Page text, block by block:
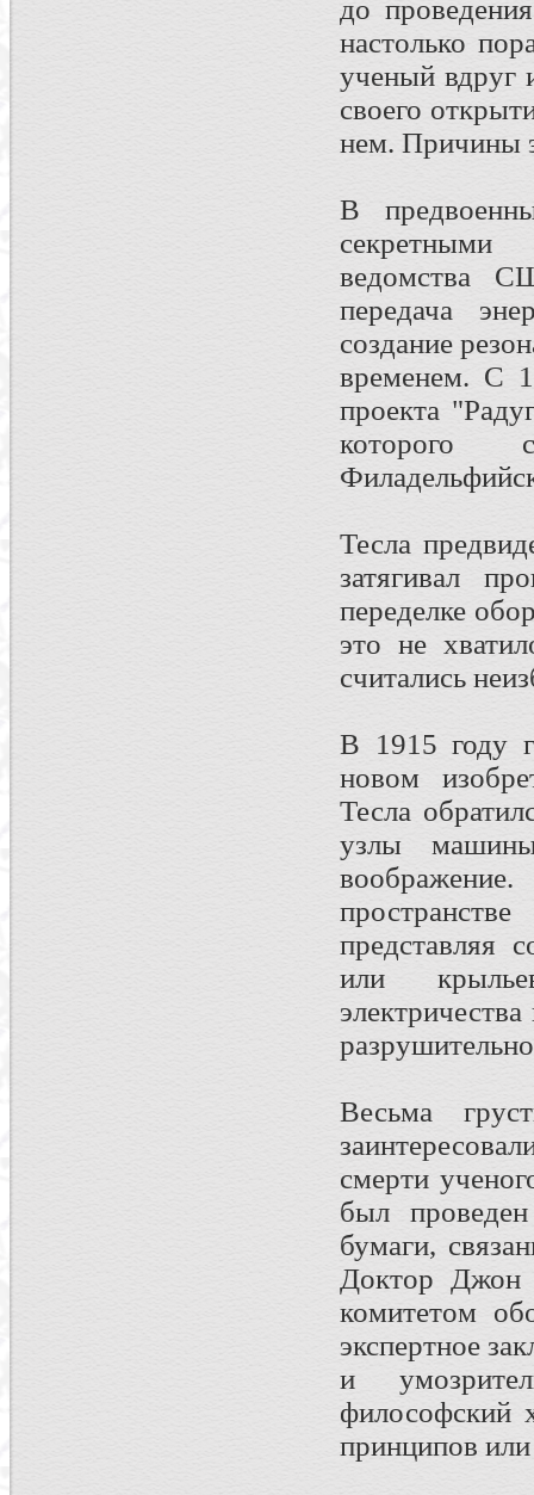
до
настолько
ученый вдруг
своего
нем. Причины
В
секретными
ведомства
передача
создание
временем. С
проекта
которого
Тесла
затягивал
переделке
это не
считались
В 1915 году
новом
Тесла
узлы
представляя
или
Весьма
смерти
был
бумаги,
Доктор Джон
комитетом
экспертное
и
философский
принципов